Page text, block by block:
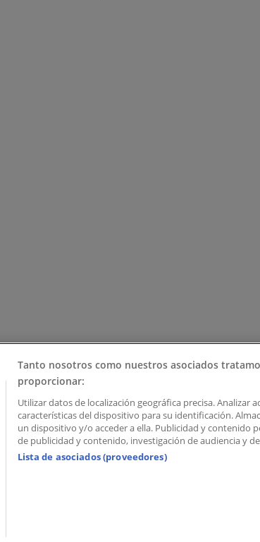
Barcelona, Spain
Tanto nosotros como nuestros asociados
proporcionar:
Utilizar datos de localización geográfica precisa. Analizar
características del dispositivo para su identificación.
un dispositivo y/o acceder a ella. Publicidad y contenido
de publicidad y contenido, investigación de audiencia y
Lista de asociados (proveedores)